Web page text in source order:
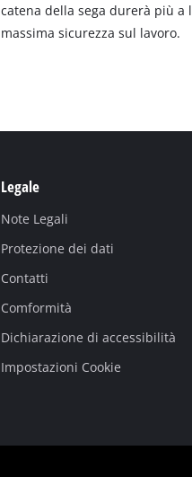
catena della sega durerà più
massima sicurezza sul lavoro.
Legale
Note Legali
Protezione dei dati
Contatti
Comformità
Dichiarazione di accessibilità
Impostazioni Cookie